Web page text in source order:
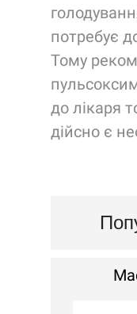
потребує
Тому
до лікаря
дійсно є